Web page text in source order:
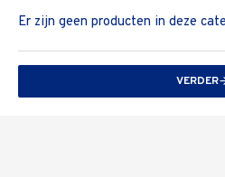
Er zijn geen producten in deze
VERDER